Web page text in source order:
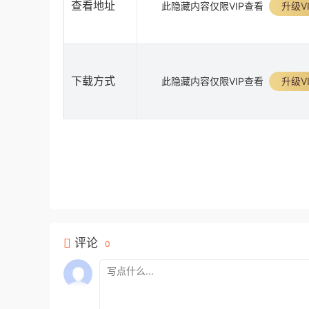
查看地址 此隐藏内容仅限VIP查看 升级
下载方式 此隐藏内容仅限VIP查看 升级
评论 0